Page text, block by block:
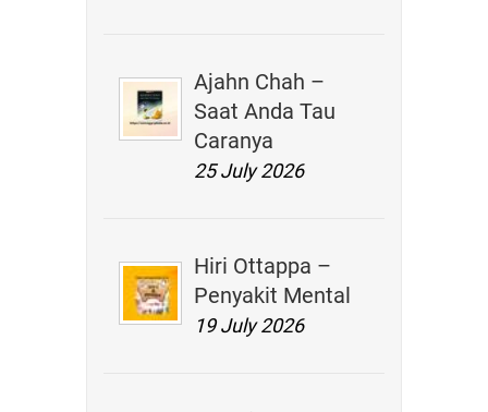
Ajahn Chah –
Saat Anda Tau
Caranya
25 July 2026
Hiri Ottappa –
Penyakit Mental
19 July 2026